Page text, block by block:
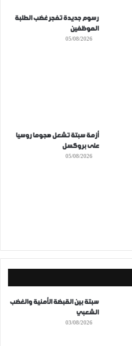
رسوم جديدة تفجر غضب الطلبة
الموظفين
05/08/2026
أزمة سبتة تشعل هجوما روسيا
على بروكسل
05/08/2026
سبتة بين القبضة الأمنية والغضب
الشعبي
03/08/2026